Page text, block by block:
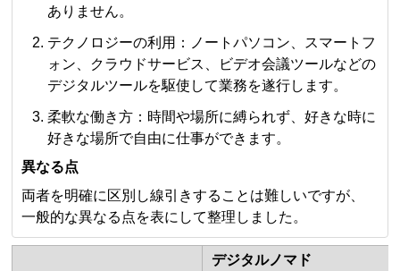
ありません。
テクノロジーの利用：ノートパソコン、スマートフ
ォン、クラウドサービス、ビデオ会議ツールなどの
デジタルツールを駆使して業務を遂行します。
柔軟な働き方：時間や場所に縛られず、好きな時に
好きな場所で自由に仕事ができます。
異なる点
両者を明確に区別し線引きすることは難しいですが、
一般的な異なる点を表にして整理しました。
デジタルノマド